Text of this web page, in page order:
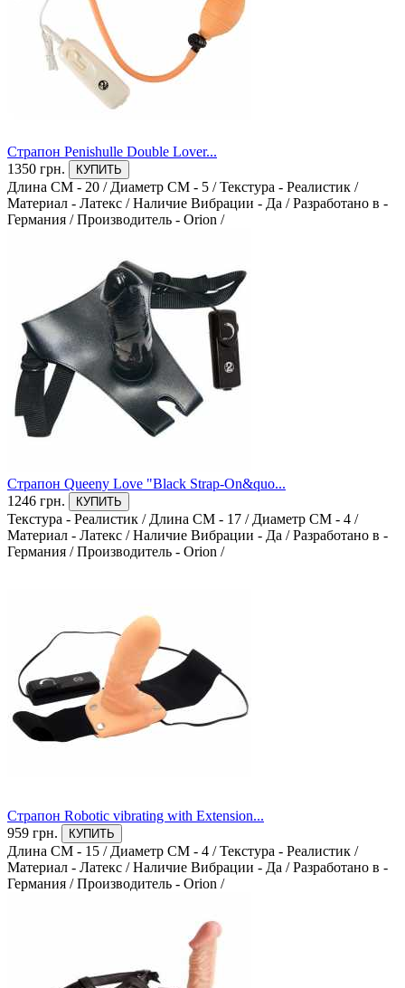
Страпон Penishulle Double Lover...
1350 грн.
КУПИТЬ
Длина СМ - 20 / Диаметр СМ - 5 /Текстура - Реалистик /
Материал - Латекс /Наличие Вибрации - Да /Разработано в -
Германия /Производитель - Orion /
Страпон Queeny Love "Black Strap-On&quo...
1246 грн.
КУПИТЬ
Текстура - Реалистик / Длина СМ - 17 / Диаметр СМ - 4 /
Материал - Латекс /Наличие Вибрации - Да /Разработано в -
Германия /Производитель - Orion /
Страпон Robotic vibrating with Extension...
959 грн.
КУПИТЬ
Длина СМ - 15 / Диаметр СМ - 4 /Текстура - Реалистик /
Материал - Латекс /Наличие Вибрации - Да /Разработано в -
Германия /Производитель - Orion /